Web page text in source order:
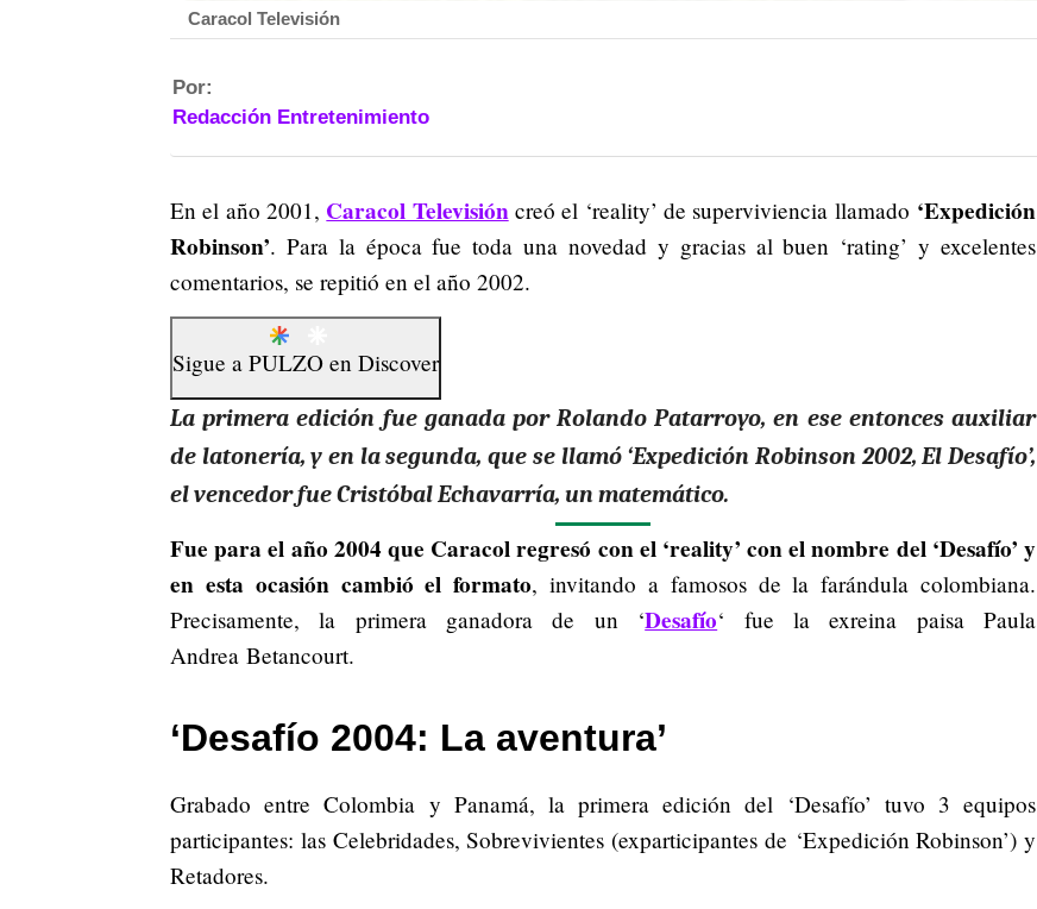
Caracol Televisión
Por:
Redacción Entretenimiento
En el año 2001, Caracol Televisióncreó el ‘reality’ de superviviencia llamado ‘Expedición
Robinson’. Para la época fue toda una novedad y gracias al buen ‘rating’ y excelentes
comentarios, se repitió en el año 2002.
Sigue a PULZO en Discover
La primera edición fue ganada por Rolando Patarroyo, en ese entonces auxiliar
de latonería, y en la segunda, que se llamó ‘Expedición Robinson 2002, El Desafío’,
el vencedor fue Cristóbal Echavarría, un matemático.
Fue para el año 2004 que Caracol regresó con el ‘reality’ con el nombre del ‘Desafío’ y
en esta ocasión cambió el formato, invitando a famosos de la farándula colombiana.
Precisamente, la primera ganadora de un ‘Desafío‘ fue la exreina paisa Paula
Andrea Betancourt.
‘Desafío 2004: La aventura’
Grabado entre Colombia y Panamá, la primera edición del ‘Desafío’ tuvo 3 equipos
participantes: las Celebridades, Sobrevivientes (exparticipantes de ‘Expedición Robinson’) y
Retadores.